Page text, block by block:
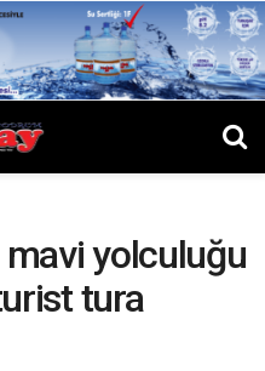
yolculuğu
tura